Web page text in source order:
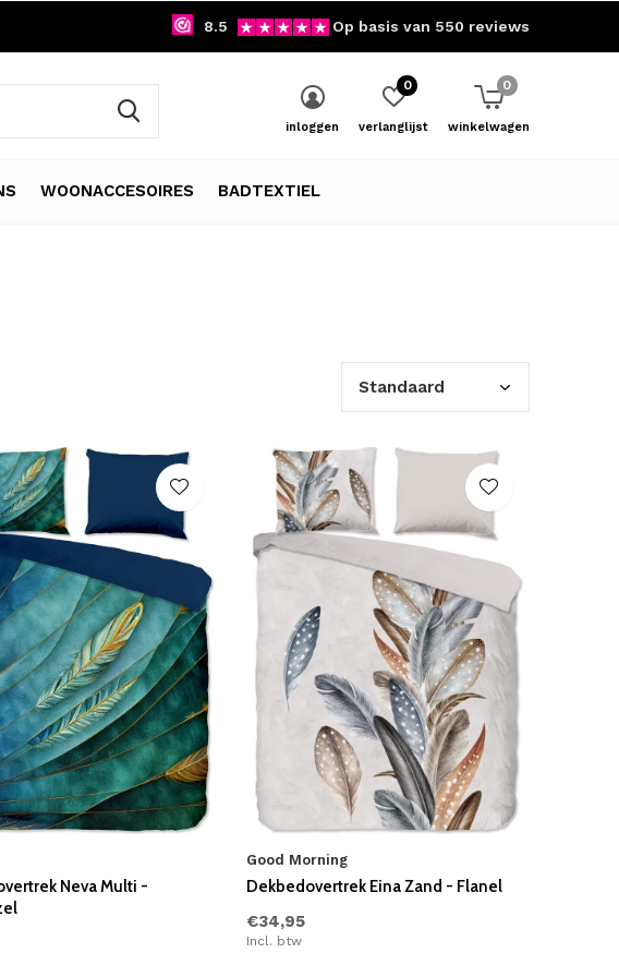
WOONACCESOIRES BADTEXTIEL
inloggen verlanglijst
0
winkelwagen
0
8.5 Op basis van 550 reviews
Neva Multi -
Good Morning
Dekbedovertrek Eina Zand - Flanel
€34,95
Incl. btw